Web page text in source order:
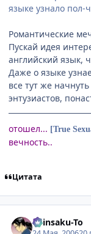
языке узнало пол-
Романтические
Пускай идея
английский язык,
Даже о языке
все тут же
энтузиастов,
отошел... [True
вечность..
Цитата
Shinsaku-To